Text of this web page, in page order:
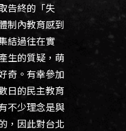
告終的「失
制內教育感到
結過往在實
生的質疑，萌
奇。有幸參加
日的民主教育
不少理念是與
，因此對台北